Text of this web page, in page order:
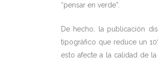
“pensar en verde”.
De hecho, la publicación
tipográfico que reduce un
esto afecte a la calidad de